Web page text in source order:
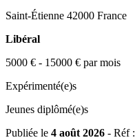
Saint-Étienne 42000 France
Libéral
5000 € - 15000 € par mois
Expérimenté(e)s
Jeunes diplômé(e)s
Publiée le 4 août 2026 - Réf